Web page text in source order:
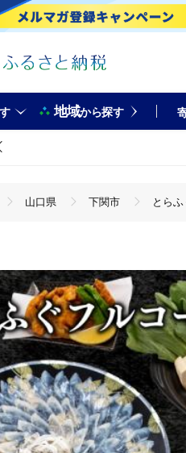
地域から探す
山口県 下関市 とら